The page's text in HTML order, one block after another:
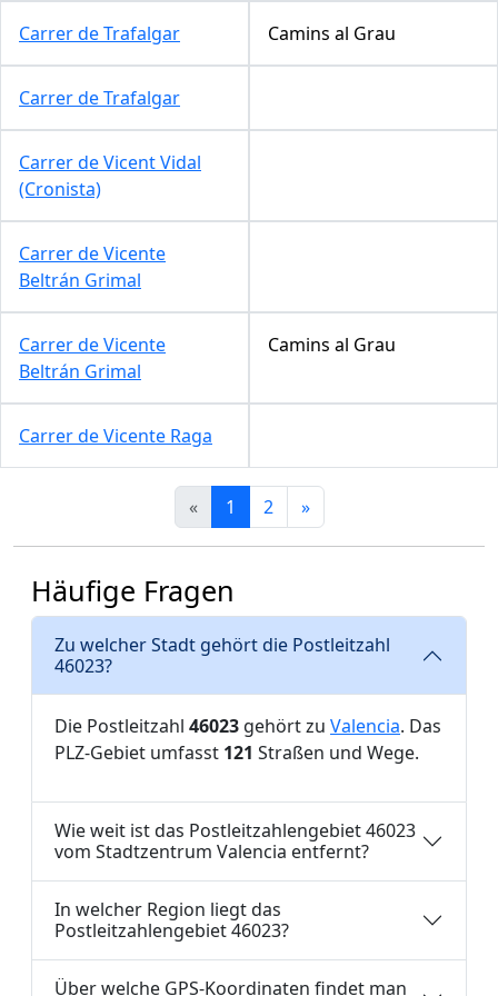
Carrer de Trafalgar Camins al Grau
Carrer de Trafalgar
Carrer de Vicent Vidal
(Cronista)
Carrer de Vicente
Beltrán Grimal
Carrer de Vicente
Beltrán Grimal
Camins al Grau
Carrer de Vicente Raga
« 1 2 »
Häufige Fragen
Zu welcher Stadt gehört die Postleitzahl
46023?
Die Postleitzahl 46023 gehört zu Valencia. Das
PLZ-Gebiet umfasst 121 Straßen und Wege.
Wie weit ist das Postleitzahlengebiet 46023
vom Stadtzentrum Valencia entfernt?
In welcher Region liegt das
Postleitzahlengebiet 46023?
Über welche GPS-Koordinaten findet man